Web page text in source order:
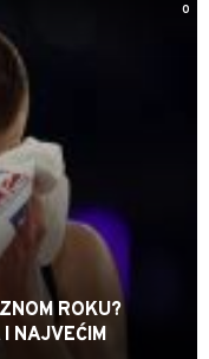
0
ROKU?
NAJVEĆIM